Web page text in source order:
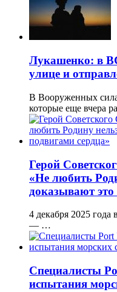
Лукашенко: в
улице и
В Вооруженных
которые еще вчера
Герой
«Не любить
доказывают это
4 декабря 2025 года
— …
Специалисты
испытания